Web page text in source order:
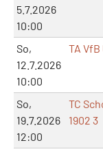
5.7.2026
10:00
So,
12.7.2026
10:00
TA VfB
So,
19.7.2026
12:00
TC
1902 3